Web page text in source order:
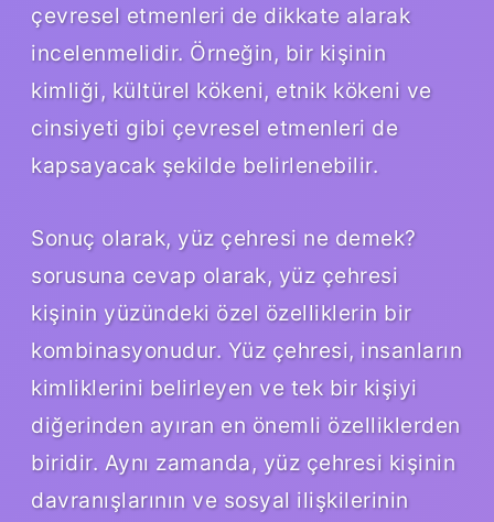
çevresel etmenleri de dikkate alarak
incelenmelidir. Örneğin, bir kişinin
kimliği, kültürel kökeni, etnik kökeni ve
cinsiyeti gibi çevresel etmenleri de
kapsayacak şekilde belirlenebilir.
Sonuç olarak, yüz çehresi ne demek?
sorusuna cevap olarak, yüz çehresi
kişinin yüzündeki özel özelliklerin bir
kombinasyonudur. Yüz çehresi, insanların
kimliklerini belirleyen ve tek bir kişiyi
diğerinden ayıran en önemli özelliklerden
biridir. Aynı zamanda, yüz çehresi kişinin
davranışlarının ve sosyal ilişkilerinin